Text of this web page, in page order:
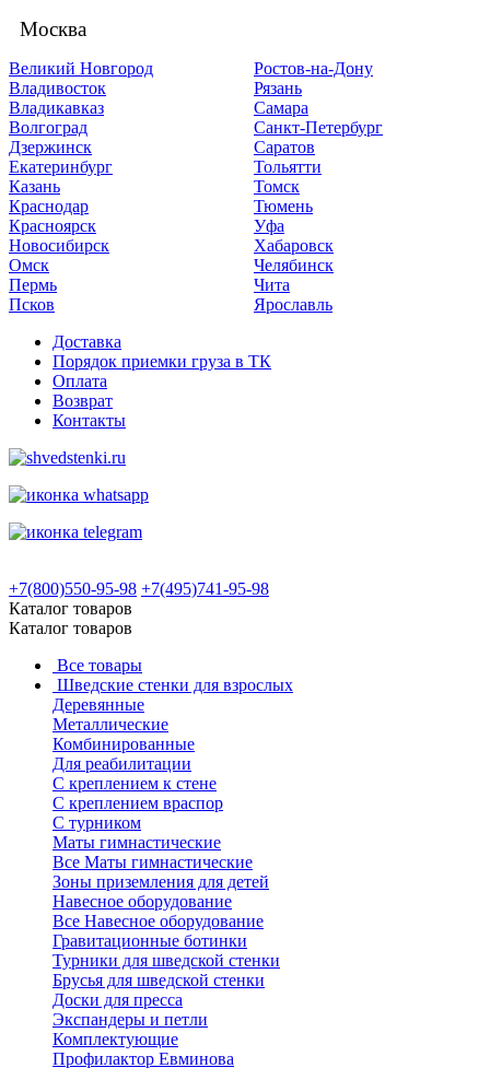
Москва
Великий Новгород
Владивосток
Владикавказ
Волгоград
Дзержинск
Екатеринбург
Казань
Краснодар
Красноярск
Новосибирск
Омск
Пермь
Псков
Ростов-на-Дону
Рязань
Самара
Санкт-Петербург
Саратов
Тольятти
Томск
Тюмень
Уфа
Хабаровск
Челябинск
Чита
Ярославль
Доставка
Порядок приемки груза в ТК
Оплата
Возврат
Контакты
+7(800)550-95-98 +7(495)741-95-98
Каталог товаров
Каталог товаров
Все товары
Шведские стенки для взрослых
Деревянные
Металлические
Комбинированные
Для реабилитации
С креплением к стене
С креплением враспор
С турником
Маты гимнастические
Все Маты гимнастические
Зоны приземления для детей
Навесное оборудование
Все Навесное оборудование
Гравитационные ботинки
Турники для шведской стенки
Брусья для шведской стенки
Доски для пресса
Экспандеры и петли
Комплектующие
Профилактор Евминова